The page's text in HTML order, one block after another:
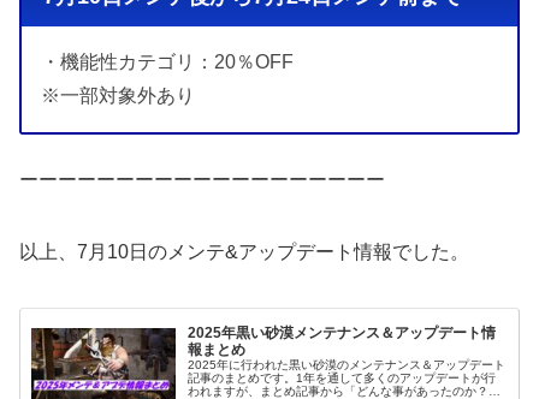
・機能性カテゴリ：20％OFF
※一部対象外あり
ーーーーーーーーーーーーーーーーーーー
以上、7月10日のメンテ&アップデート情報でした。
2025年黒い砂漠メンテナンス＆アップデート情
報まとめ
2025年に行われた黒い砂漠のメンテナンス＆アップデート
記事のまとめです。1年を通して多くのアップデートが行
われますが、まとめ記事から「どんな事があったのか？」